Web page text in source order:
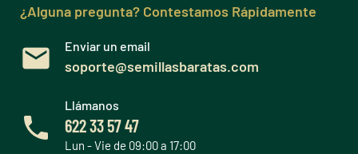
¿Alguna pregunta? Contestamos Rápidamente
Enviar un email
soporte@semillasbaratas.com
Llámanos
622 33 57 47
Lun - Vie de 09:00 a 17:00